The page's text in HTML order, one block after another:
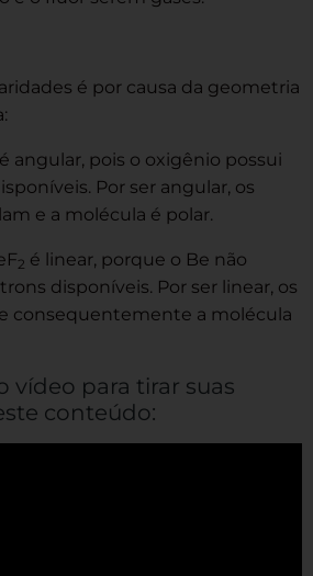
é por causa da geometria
é angular, pois o oxigênio possui
Por ser angular, os
e a molécula é polar.
2 é linear, porque o Be não
disponíveis. Por ser linear, os
consequentemente a molécula
vídeo para tirar suas
conteúdo: